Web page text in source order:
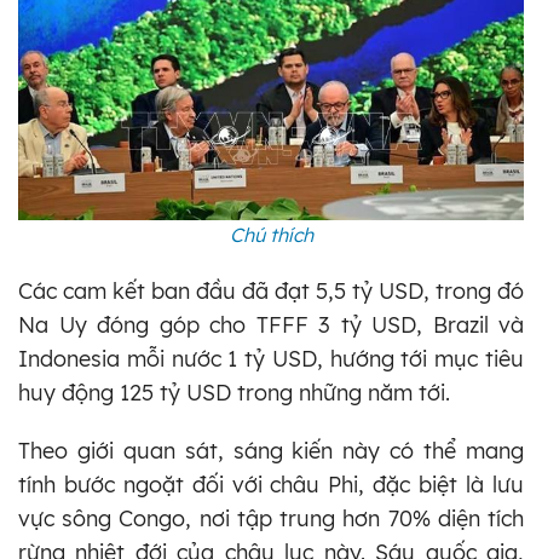
Chú thích
Các cam kết ban đầu đã đạt 5,5 tỷ USD, trong đó
Na Uy đóng góp cho TFFF 3 tỷ USD, Brazil và
Indonesia mỗi nước 1 tỷ USD, hướng tới mục tiêu
huy động 125 tỷ USD trong những năm tới.
Theo giới quan sát, sáng kiến này có thể mang
tính bước ngoặt đối với châu Phi, đặc biệt là lưu
vực sông Congo, nơi tập trung hơn 70% diện tích
rừng nhiệt đới của châu lục này. Sáu quốc gia,